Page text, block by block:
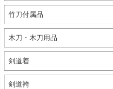
竹刀付属品
木刀・木刀用品
剣道着
剣道袴